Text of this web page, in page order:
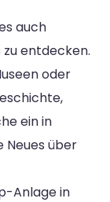
auch
zu entdecken.
oder
ein in
Neues über
Anlage in